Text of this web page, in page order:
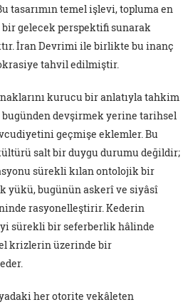
tasarımın temel işlevi, topluma en
gelecek perspektifi sunarak
İran Devrimi ile birlikte bu inanç
tahvil edilmiştir.
kurucu bir anlatıyla tahkim
devşirmek yerine tarihsel
geçmişe eklemler. Bu
salt bir duygu durumu değildir;
sürekli kılan ontolojik bir
yükü, bugünün askerî ve siyâsî
rasyonelleştirir. Kederin
sürekli bir seferberlik hâlinde
krizlerin üzerinde bir
her otorite vekâleten